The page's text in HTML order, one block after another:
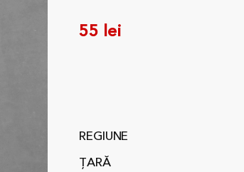
55 lei
REGIUNE
ȚARĂ